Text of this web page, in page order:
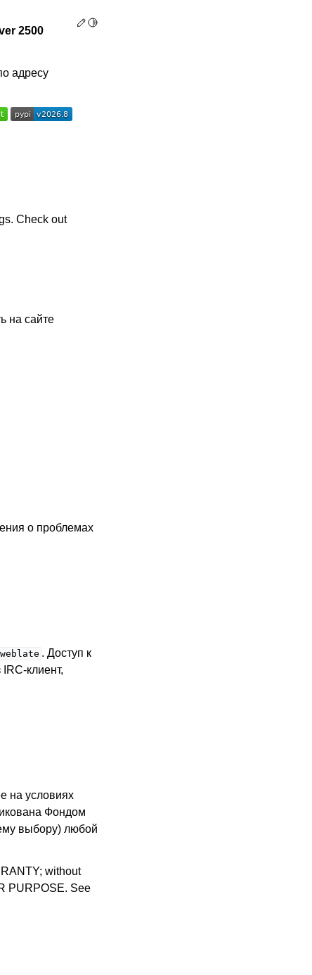
Edit this page
Toggle Light / Dark / Auto color theme
2500
адресу
Check out
на сайте
о проблемах
. Доступ к
клиент,
на условиях
Фондом
выбору) любой
without
PURPOSE. See